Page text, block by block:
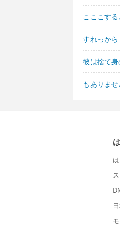
こここす
すれっか
彼は捨て
もありま